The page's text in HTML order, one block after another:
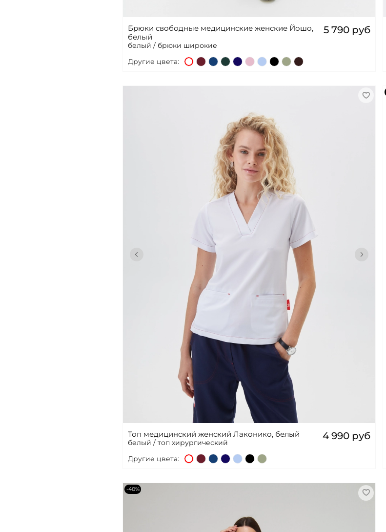
Брюки свободные медицинские женские Йошо,
белый
белый / брюки широкие
5 790 руб
Другие цвета:
Топ медицинский женский Лаконико, белый
белый / топ хирургический
4 990 руб
Другие цвета:
-40%